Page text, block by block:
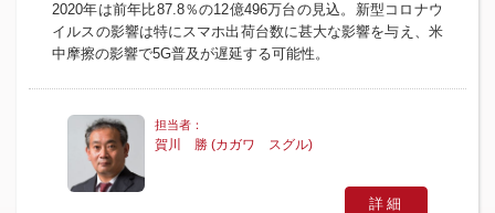
2020年は前年比87.8％の12億496万台の見込。新型コロナウ
イルスの影響は特にスマホ出荷台数に甚大な影響を与え、米
中摩擦の影響で5G普及が遅延する可能性。
賀川 勝 (カガワ スグル)
詳細